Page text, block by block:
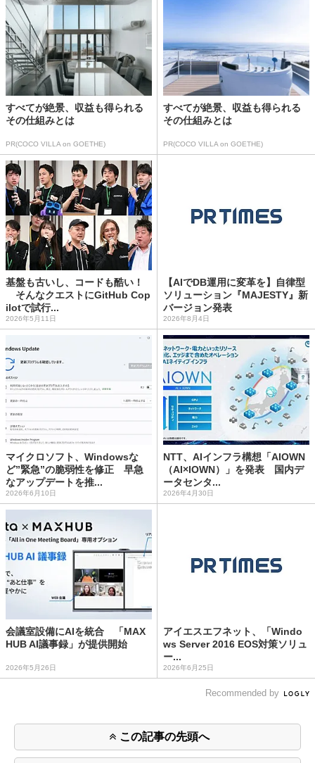
すべてが絶景、収益も得られる
その仕組みとは
PR(COCO VILLA on GOETHE)
すべてが絶景、収益も得られる
その仕組みとは
PR(COCO VILLA on GOETHE)
基盤も古いし、コードも酷い！
そんなクエストにGitHub Cop
ilotで試行...
2026年5月11日
【AIでDB運用に変革を】自律型
ソリューション『MAJESTY』新
バージョン発表
2026年8月4日
マイクロソフト、Windowsな
ど”緊急”の脆弱性を修正 早急
なアップデートを推...
2026年6月10日
NTT、AIインフラ構想「AIOWN
（AI×IOWN）」を発表 国内デ
ータセンタ...
2026年4月30日
会議室設備にAIを統合 「MAX
HUB AI議事録」が提供開始
2026年5月26日
アイエスエフネット、「Windo
ws Server 2016 EOS対策ソリュ
ー...
2026年6月25日
Recommended by
この記事の先頭へ